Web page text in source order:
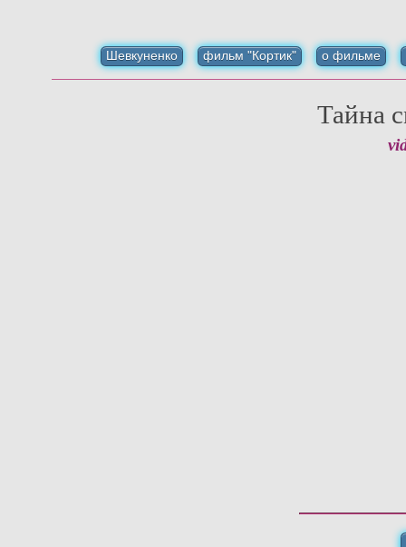
Шевкуненко фильм "Кортик" о фильме
Тайна